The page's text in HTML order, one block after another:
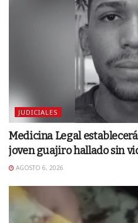
JUDICIALES
Medicina Legal
joven guajiro hallado sin
AGOSTO 6, 2026